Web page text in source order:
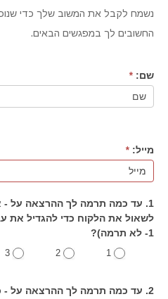
נשמח לקבל את המשוב שלך כדי
החשובים לך במפגשים הבאים.
שם: *
מייל: *
1. עד כמה תרמה לך ההרצאה על -
1- לא תרמה)?
2. עד כמה תרמה לך ההרצאה על -